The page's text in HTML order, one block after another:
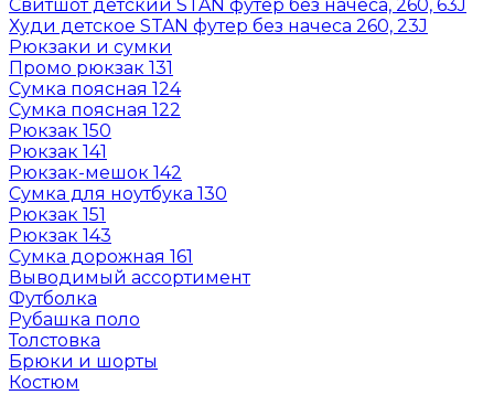
Свитшот детский STAN футер без начёса, 260, 63J
Худи детское STAN футер без начеса 260, 23J
Рюкзаки и сумки
Промо рюкзак 131
Сумка поясная 124
Сумка поясная 122
Рюкзак 150
Рюкзак 141
Рюкзак-мешок 142
Сумка для ноутбука 130
Рюкзак 151
Рюкзак 143
Сумка дорожная 161
Выводимый ассортимент
Футболка
Рубашка поло
Толстовка
Брюки и шорты
Костюм